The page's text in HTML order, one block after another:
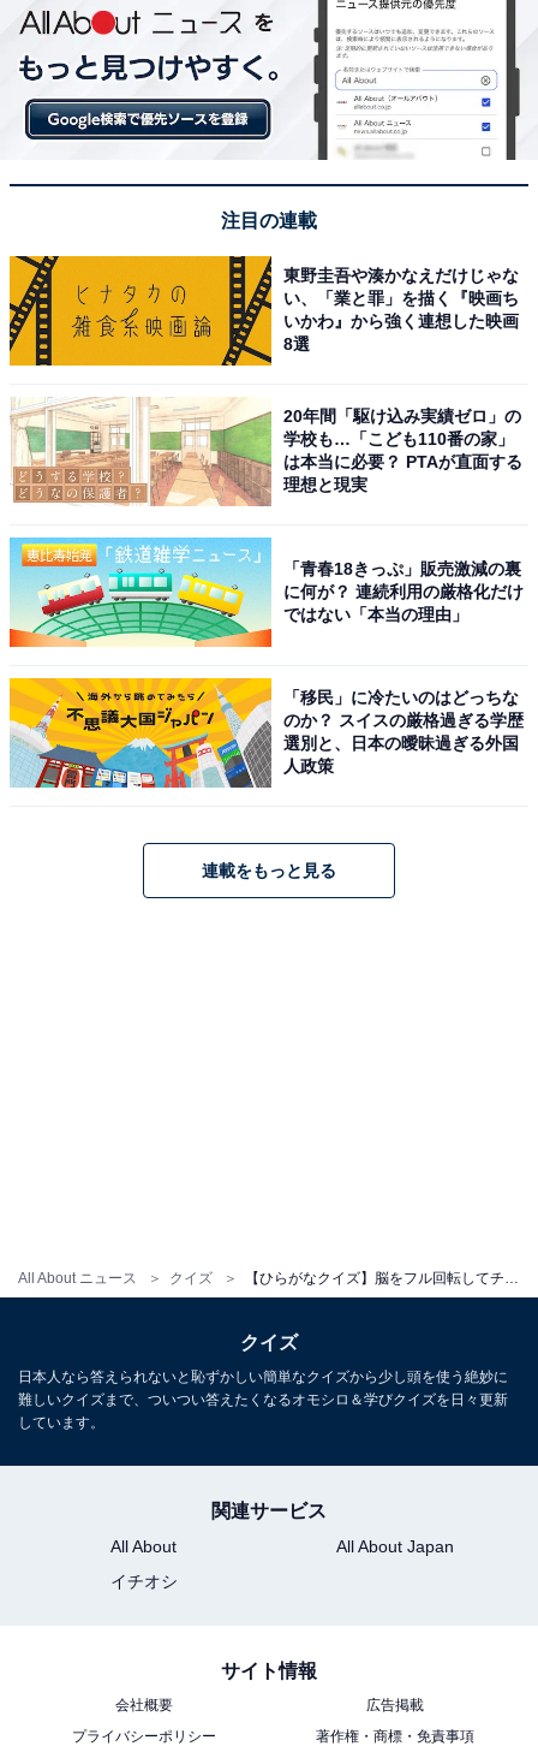
All About ニュース クイズ 【ひらがなクイズ】脳をフル回転してチャレンジ！ 空欄に共通する2文字を当てよう
注目の連載
東野圭吾や湊かなえだけじゃな
い、「業と罪」を描く『映画ち
いかわ』から強く連想した映画
8選
20年間「駆け込み実績ゼロ」の
学校も…「こども110番の家」
は本当に必要？ PTAが直面する
理想と現実
「青春18きっぷ」販売激減の裏
に何が？ 連続利用の厳格化だけ
ではない「本当の理由」
「移民」に冷たいのはどっちな
のか？ スイスの厳格過ぎる学歴
選別と、日本の曖昧過ぎる外国
人政策
連載をもっと見る
クイズ
日本人なら答えられないと恥ずかしい簡単なクイズから少し頭を使う絶妙に
難しいクイズまで、ついつい答えたくなるオモシロ＆学びクイズを日々更新
しています。
関連サービス
All About
All About Japan
イチオシ
サイト情報
会社概要
広告掲載
プライバシーポリシー
著作権・商標・免責事項